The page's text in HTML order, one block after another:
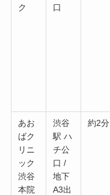
ク
口
あお
ばク
リニ
ック
渋谷
本院
渋谷
駅 ハ
チ公
口 /
地下
A3出
約2分